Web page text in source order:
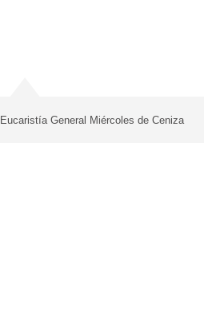
Eucaristía General Miércoles de Ceniza